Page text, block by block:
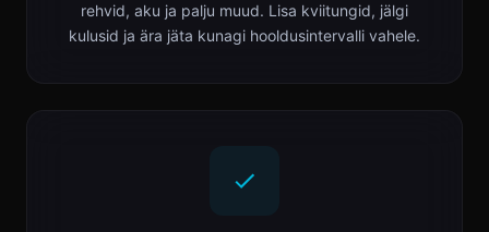
rehvid, aku ja palju muud. Lisa kviitungid, jälgi
kulusid ja ära jäta kunagi hooldusintervalli vahele.